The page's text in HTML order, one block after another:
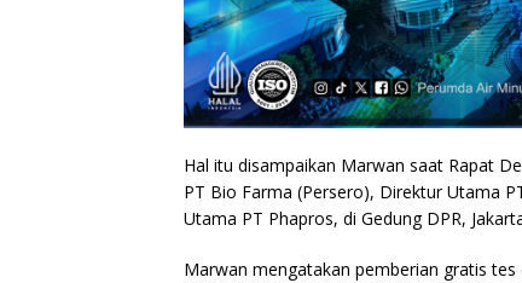
Hal itu disampaikan Marwan saat Rapat
PT Bio Farma (Persero), Direktur Utama
Utama PT Phapros, di Gedung DPR,
Marwan mengatakan pemberian gratis